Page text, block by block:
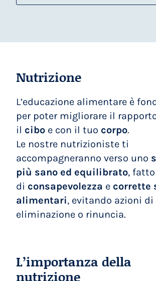
Nutrizione
L’educazione alimentare è
per poter migliorare il
il cibo e con il tuo corpo.
Le nostre nutrizioniste ti
accompagneranno verso uno
più sano ed equilibrato, fatto
di consapevolezza e corrette
alimentari, evitando azioni
eliminazione o rinuncia.
L’importanza della
nutrizione